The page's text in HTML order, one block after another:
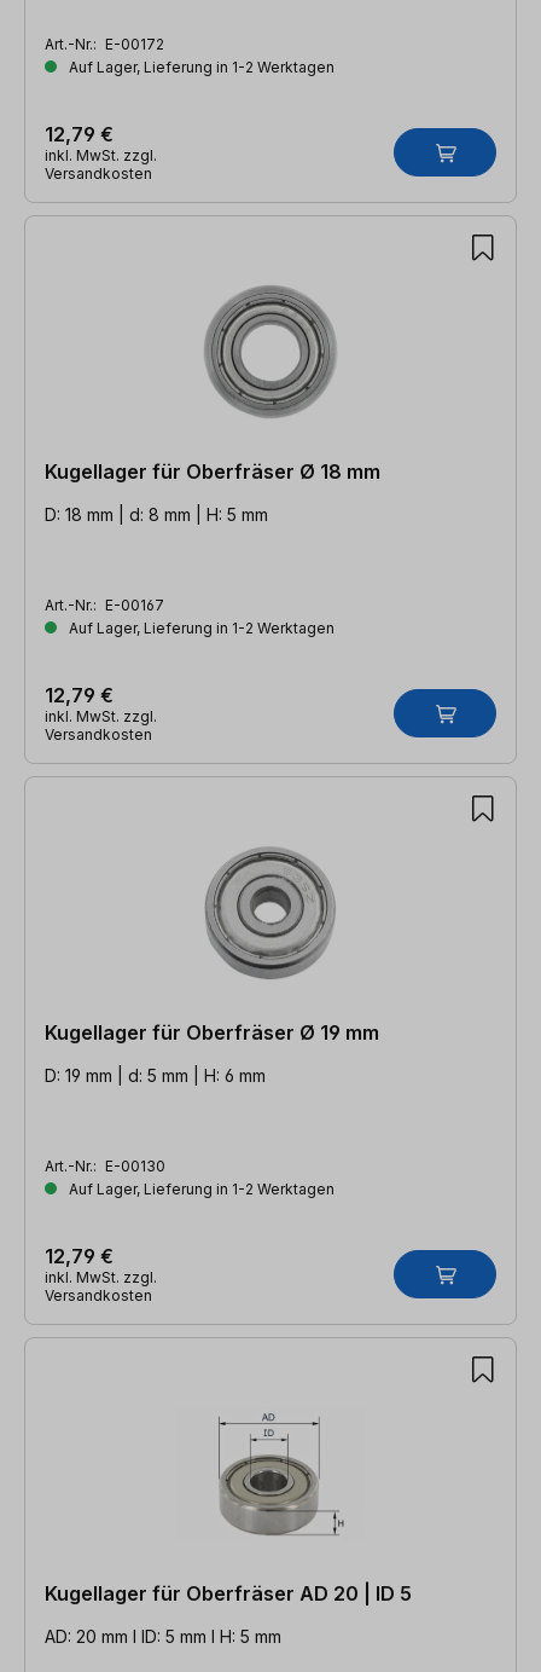
Art.-Nr.: E-00172
Auf Lager, Lieferung in 1-2 Werktagen
12,79 €
inkl. MwSt. zzgl.
Versandkosten
Kugellager für Oberfräser Ø 18 mm
D: 18 mm | d: 8 mm | H: 5 mm
Art.-Nr.: E-00167
Auf Lager, Lieferung in 1-2 Werktagen
12,79 €
inkl. MwSt. zzgl.
Versandkosten
Kugellager für Oberfräser Ø 19 mm
D: 19 mm | d: 5 mm | H: 6 mm
Art.-Nr.: E-00130
Auf Lager, Lieferung in 1-2 Werktagen
12,79 €
inkl. MwSt. zzgl.
Versandkosten
Kugellager für Oberfräser AD 20 | ID 5
AD: 20 mm l ID: 5 mm l H: 5 mm